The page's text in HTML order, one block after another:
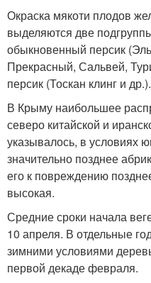
Окраска мякоти плодов
выделяются две
обыкновенный персик
Прекрасный, Сальвей,
персик (Тоскан клинг и др.).
В Крыму наибольшее
северо китайской и
указывалось, в условиях
значительно позднее
его к повреждению
высокая.
Средние сроки начала
10 апреля. В отдельные
зимними условиями
первой декаде февраля.